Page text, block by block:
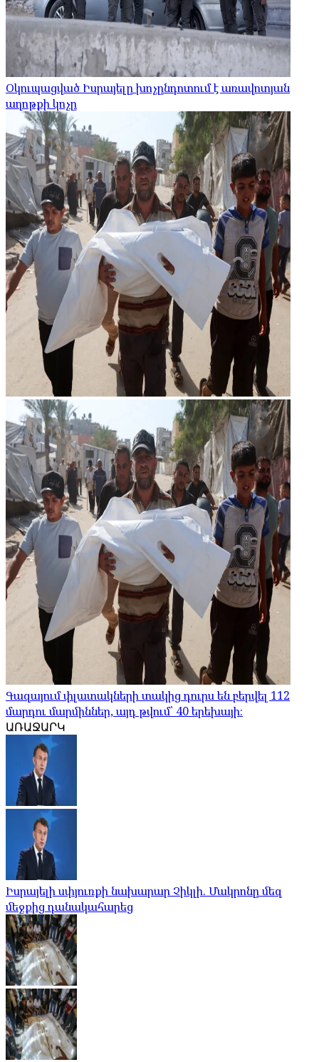
Օկուպացված Իսրայելը խոչընդոտում է առավոտյան
աղոթքի կոչը
Գազայում փլատակների տակից դուրս են բերվել 112
մարդու մարմիններ, այդ թվում՝ 40 երեխայի։
ԱՌԱՋԱՐԿ
Իսրայելի սփյուռքի նախարար Չիկլի. Մակրոնը մեզ
մեջքից դանակահարեց